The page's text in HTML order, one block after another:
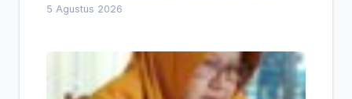
5 Agustus 2026